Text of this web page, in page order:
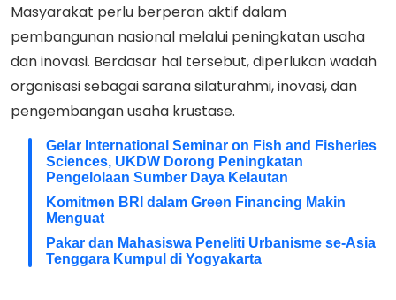
Masyarakat perlu berperan aktif dalam
pembangunan nasional melalui peningkatan usaha
dan inovasi. Berdasar hal tersebut, diperlukan wadah
organisasi sebagai sarana silaturahmi, inovasi, dan
pengembangan usaha krustase.
Gelar International Seminar on Fish and Fisheries
Sciences, UKDW Dorong Peningkatan
Pengelolaan Sumber Daya Kelautan
Komitmen BRI dalam Green Financing Makin
Menguat
Pakar dan Mahasiswa Peneliti Urbanisme se-Asia
Tenggara Kumpul di Yogyakarta